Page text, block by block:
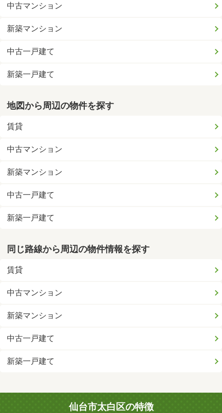
中古マンション
新築マンション
中古一戸建て
新築一戸建て
地図から周辺の物件を探す
賃貸
中古マンション
新築マンション
中古一戸建て
新築一戸建て
同じ路線から周辺の物件情報を探す
賃貸
中古マンション
新築マンション
中古一戸建て
新築一戸建て
仙台市太白区の特徴